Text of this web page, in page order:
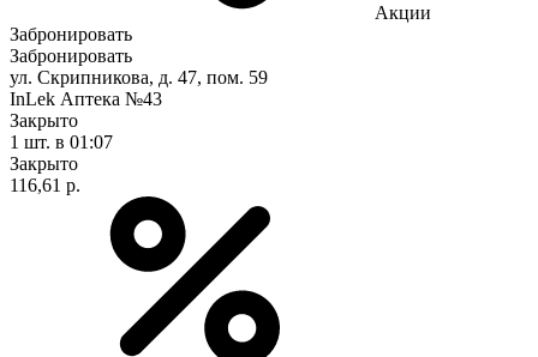
Акции
Забронировать
Забронировать
ул. Скрипникова, д. 47, пом. 59
InLek Аптека №43
Закрыто
1 шт. в 01:07
Закрыто
116,61 р.